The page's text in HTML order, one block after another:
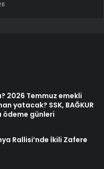
2026 Temmuz emekli
yatacak? SSK, BAĞKUR
ödeme günleri
Rallisi’nde İkili Zafere